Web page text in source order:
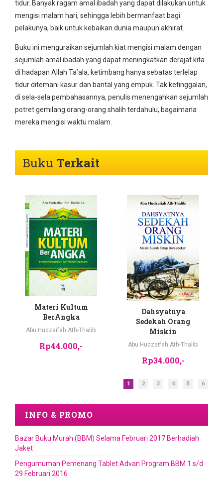
tidur. Banyak ragam amal ibadah yang dapat dilakukan untuk
mengisi malam hari, sehingga lebih bermanfaat bagi
pelakunya, baik untuk kebaikan dunia maupun akhirat.
Buku ini menguraikan sejumlah kiat mengisi malam dengan
sejumlah amal ibadah yang dapat meningkatkan derajat kita
di hadapan Allah Ta’ala, ketimbang hanya sebatas terlelap
tidur ditemani kasur dan bantal yang empuk. Tak ketinggalan,
di sela-sela pembahasannya, penulis menengahkan sejumlah
potret gemilang orang-orang shalih terdahulu, bagaimana
mereka mengisi waktu malam.
Buku Terkait
Materi Kultum
BerAngka
Abu Hudzaifah Ath-Thalibi
Rp44.000,-
Dahsyatnya
Sedekah Orang
Miskin
Abu Hudzaifah Ath-Thalibi
Rp34.000,-
1 2 3 4 5 6
INFO & PROMO
Bazar Buku Murah (BBM) Selama Februari 2017 Berhadiah
Jaket
Pengumuman Pemenang Tablet Advan Program BBM 1 s/d
29 Februari 2016